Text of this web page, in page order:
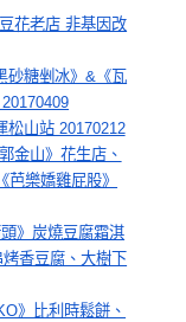
花老店 非基因改
砂糖剉冰》&《瓦
松山站 20170212
金山》花生店、
芭樂嬌雞屁股》
》炭燒豆腐霜淇
香豆腐、大樹下
》比利時鬆餅、